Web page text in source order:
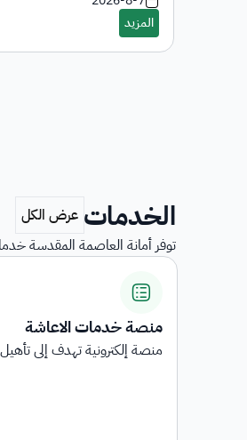
الخدمات
توفر أمانة العاصمة المقدسة
استبيانات رضا المستفيدين
استبيانات رضا المستفيدين